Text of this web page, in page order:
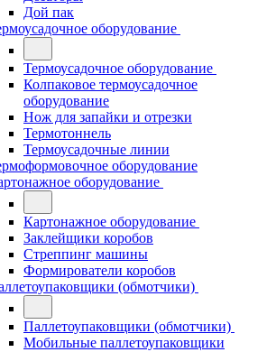
Дой пак
оборудование
Термоусадочное оборудование
Колпаковое термоусадочное
оборудование
Нож для запайки и отрезки
Термотоннель
Термоусадочные линии
оборудование
оборудование
Картонажное оборудование
Заклейщики коробов
Стреппинг машины
Формирователи коробов
(обмотчики)
Паллетоупаковщики (обмотчики)
Мобильные паллетоупаковщики